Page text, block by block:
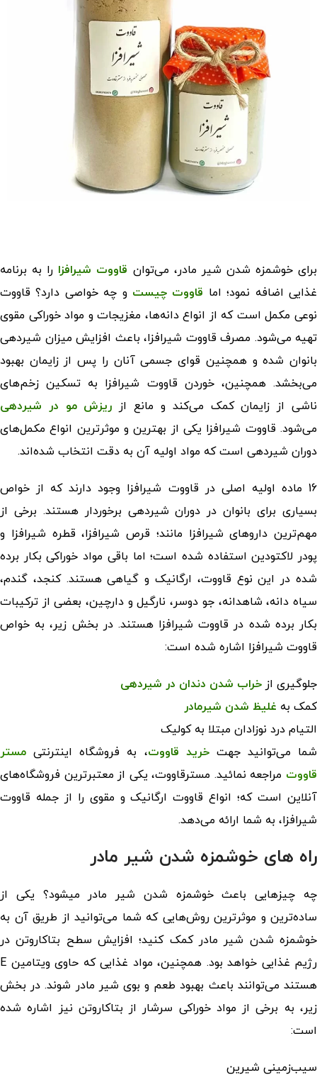
برای خوشمزه شدن شیر مادر، می‌توان قاووت شیرافزا را به برنامه
غذایی اضافه نمود؛ اما قاووت چیست و چه خواصی دارد؟ قاووت
نوعی مکمل است که از انواع دانه‌ها، مغزیجات و مواد خوراکی مقوی
تهیه می‌شود. مصرف قاووت شیرافزا، باعث افزایش میزان شیردهی
بانوان شده و همچنین قوای جسمی آنان را پس از زایمان بهبود
می‌بخشد. همچنین، خوردن قاووت شیرافزا به تسکین زخم‌های
ناشی از زایمان کمک می‌کند و مانع از ریزش مو در شیردهی
می‌شود. قاووت شیرافزا یکی از بهترین و موثرترین انواع مکمل‌های
دوران شیردهی است که مواد اولیه آن به دقت انتخاب شده‌اند.
16 ماده اولیه اصلی در قاووت شیرافزا وجود دارند که از خواص
بسیاری برای بانوان در دوران شیردهی برخوردار هستند. برخی از
مهم‌ترین داروهای شیرافزا مانند؛ قرص شیرافزا، قطره شیرافزا و
پودر لاکتودین استفاده شده است؛ اما باقی مواد خوراکی بکار برده
شده در این نوع قاووت، ارگانیک و گیاهی هستند. کنجد، گندم،
سیاه دانه، شاهدانه، جو دوسر، نارگیل و دارچین، بعضی از ترکیبات
بکار برده شده در قاووت شیرافزا هستند. در بخش زیر، به خواص
قاووت شیرافزا اشاره شده است:
جلوگیری از خراب شدن دندان در شیردهی
کمک به غلیظ شدن شیرمادر
التیام درد نوزادان مبتلا به کولیک
شما می‌توانید جهتخرید قاووت، به فروشگاه اینترنتی مستر
قاووت مراجعه نمائید. مسترقاووت، یکی از معتبرترین فروشگاه‌های
آنلاین است که؛ انواع قاووت ارگانیک و مقوی را از جمله قاووت
شیرافزا، به شما ارائه می‌دهد.
راه های خوشمزه شدن شیر مادر
چه چیزهایی باعث خوشمزه شدن شیر مادر میشود؟ یکی از
ساده‌ترین و موثرترین روش‌هایی که شما می‌توانید از طریق آن به
خوشمزه شدن شیر مادر کمک کنید؛ افزایش سطح بتاکاروتن در
رژیم غذایی خواهد بود. همچنین، مواد غذایی که حاوی ویتامین E
هستند می‌توانند باعث بهبود طعم و بوی شیر مادر شوند. در بخش
زیر، به برخی از مواد خوراکی سرشار از بتاکاروتن نیز اشاره شده
است:
سیب‌زمینی شیرین